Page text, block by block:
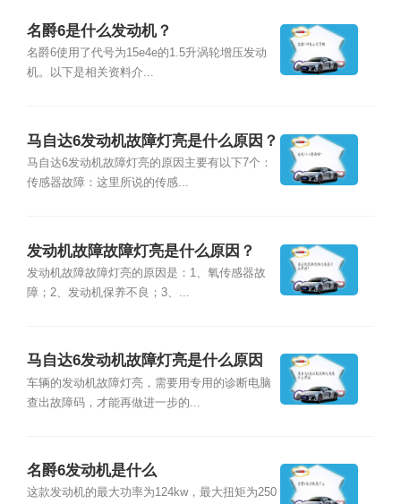
名爵6是什么发动机？
名爵6使用了代号为15e4e的1.5升涡轮增压发动
机。以下是相关资料介...
马自达6发动机故障灯亮是什么原因？
马自达6发动机故障灯亮的原因主要有以下7个：
传感器故障：这里所说的传感...
发动机故障故障灯亮是什么原因？
发动机故障故障灯亮的原因是：1、氧传感器故
障；2、发动机保养不良；3、...
马自达6发动机故障灯亮是什么原因
车辆的发动机故障灯亮，需要用专用的诊断电脑
查出故障码，才能再做进一步的...
名爵6发动机是什么
这款发动机的最大功率为124kw，最大扭矩为250